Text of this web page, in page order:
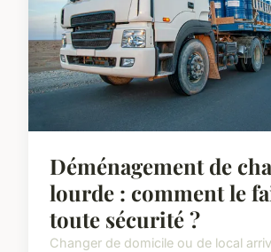
Déménagement de
lourde : comment le
toute sécurité ?
Changer de domicile ou de local